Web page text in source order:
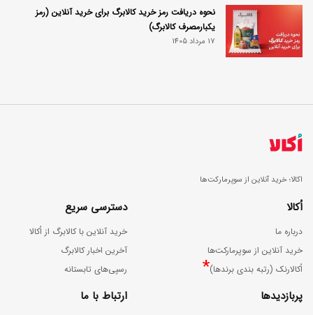
نحوه دریافت رمز خرید کالابرگ برای خرید آنلاین (رمز
یکبارمصرف کالابرگ)
17 مرداد 1405
اکالا؛ خرید آنلاین از سوپرمارکت‌ها
اُکالا
درباره ما
خرید آنلاین از سوپرمارکت‌ها
اُکالارنک (رتبه بندی برندها)*
دسترسی سریع
خرید آنلاین با کالابرگ از اُکالا
آخرین اخبار کالابرگ
رسپی‌های تابستانه
پربازدیدها ارتباط با ما